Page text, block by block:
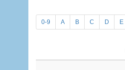
0-9 A B C D E